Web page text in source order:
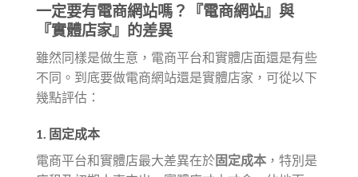
一定要有電商網站嗎？『電商網站』與
『實體店家』的差異
雖然同樣是做生意，電商平台和實體店面還是有些
不同。到底要做電商網站還是實體店家，可從以下
幾點評估：
1. 固定成本
電商平台和實體店最大差異在於固定成本 ，特別是